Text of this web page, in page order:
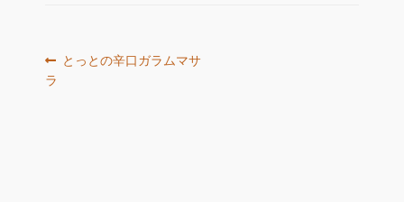
投
稿
前
とっとの辛口ガラムマサ
ラ